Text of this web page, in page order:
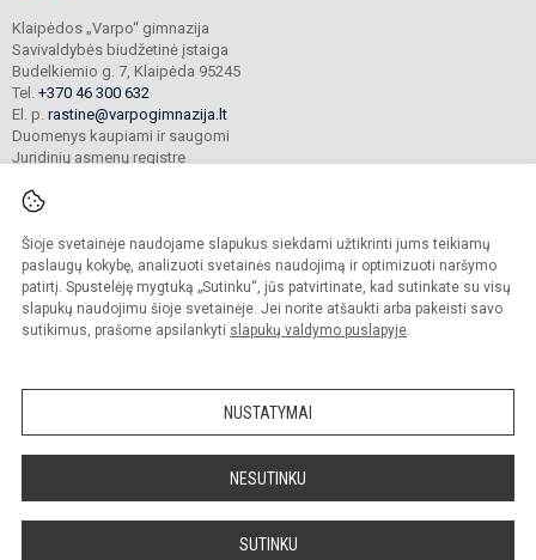
Šioje svetainėje naudojame slapukus siekdami užtikrinti jums teikiamų
paslaugų kokybę, analizuoti svetainės naudojimą ir optimizuoti naršymo
patirtį. Spustelėję mygtuką „Sutinku“, jūs patvirtinate, kad sutinkate su visų
slapukų naudojimu šioje svetainėje. Jei norite atšaukti arba pakeisti savo
sutikimus, prašome apsilankyti slapukų valdymo puslapyje.
NUSTATYMAI
NESUTINKU
SUTINKU
Klaipėdos „Varpo“ gimnazija
Savivaldybės biudžetinė įstaiga
Budelkiemio g. 7, Klaipėda 95245
Tel. +370 46 300 632
El. p. rastine@varpogimnazija.lt
Duomenys kaupiami ir saugomi
Juridinių asmenų registre
© 2025. Klaipėdos „Varpo“ gimnazija. Visos teisės saugomos.
Kopijuoti turinį be raštiško įstaigos administracijos sutikimo griežtai draudžiama.
Prieinamumo paraiška Slapukų valdymas